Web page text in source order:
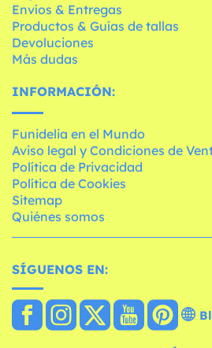
Envíos & Entregas
Productos & Guías de tallas
Devoluciones
Más dudas
INFORMACIÓN:
Funidelia en el Mundo
Aviso legal y Condiciones de
Política de Privacidad
Política de Cookies
Sitemap
Quiénes somos
SÍGUENOS EN: